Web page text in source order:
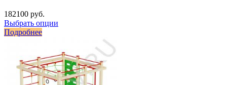
182100 руб.
Выбрать опции
Подробнее